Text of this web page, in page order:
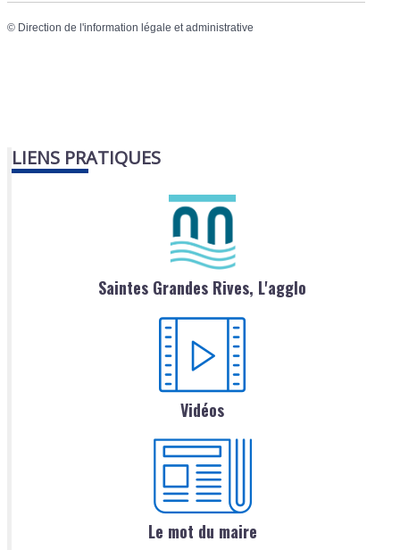
© Direction de l'information légale et administrative
LIENS PRATIQUES
Saintes Grandes Rives, L'agglo
Vidéos
Le mot du maire